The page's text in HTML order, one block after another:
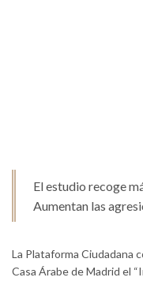
El estudio recoge
Aumentan las
La Plataforma Ciudadana
Casa Árabe de Madrid el